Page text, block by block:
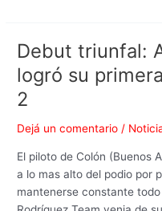
Debut triunfal:
logró su
2
Dejá un comentario /
El piloto de Colón (Buenos
a lo mas alto del podio por
mantenerse constante
Debut
triunfal:
Agustín
Rodríguez
su
primera
victoria
en
la